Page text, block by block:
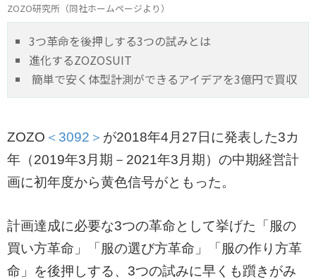
ZOZO研究所（同社ホームページより）
3つ革命を後押しする3つの試みとは
進化するZOZOSUIT
簡単で安く体型計測ができるアイデアを3億円で買収
ZOZO ＜3092＞ が2018年4月27日に発表した3カ
年（2019年3月期－2021年3月期）の中期経営計
画に初年度から黄色信号がともった。
計画達成に必要な3つの革命として挙げた「服の
買い方革命」「服の選び方革命」「服の作り方革
命」を後押しする、3つの試みに早くも躓きがみ